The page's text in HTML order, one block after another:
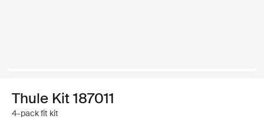
Thule Kit 187011
4-pack fit kit